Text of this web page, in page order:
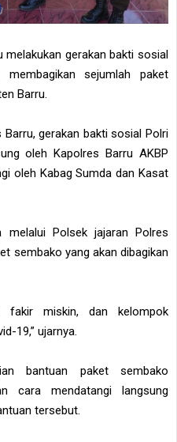
melakukan gerakan bakti sosial
sejumlah paket
Barru.
gerakan bakti sosial Polri
oleh Kapolres Barru AKBP
oleh Kabag Sumda dan Kasat
melalui Polsek jajaran Polres
sembako yang akan dibagikan
fakir miskin, dan kelompok
19,” ujarnya.
bantuan paket sembako
cara mendatangi langsung
tersebut.